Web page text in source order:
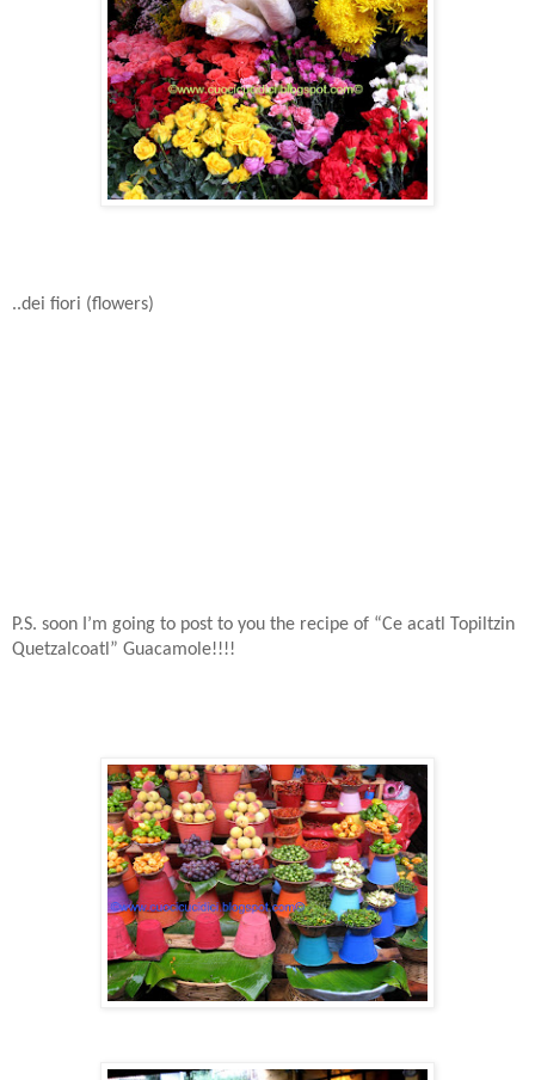
..dei fiori (flowers)
P.S. soon I’m going to post to you the recipe of “Ce acatl Topiltzin
Quetzalcoatl” Guacamole!!!!